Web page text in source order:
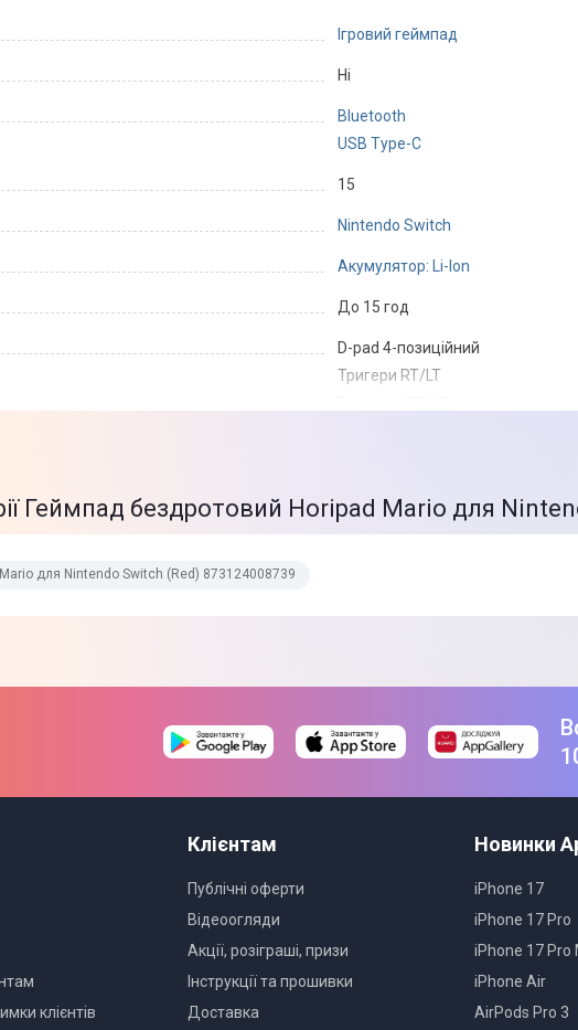
Ігровий геймпад
Нi
Bluetooth
USB Type-C
15
Nintendo Switch
Акумулятор: Li-Ion
До 15 год
D-pad 4-позиційний
Тригери RT/LT
Датчик руху
Геймпад
можуть змінюватися
Геймпад бездротовий Horipad Mario для
для Nintendo Switch (Red) 873124008739
клієнтів
Клієнтам
Публічні оферти
Відеоогляди
Акції, розіграші, призи
Інструкції та прошивки
Доставка
Новинки
iPhone 17
iPhone 17 Pro
iPhone 17 Pro
iPhone Air
AirPods Pro 3